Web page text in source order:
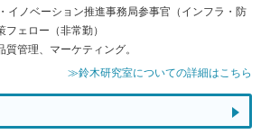
イノベーション推進事務局参事官（インフラ・防
ェロー（非常勤）
管理、マーケティング。
≫鈴木研究室についての詳細はこちら